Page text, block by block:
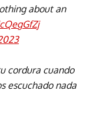
about an
cordura cuando
escuchado nada